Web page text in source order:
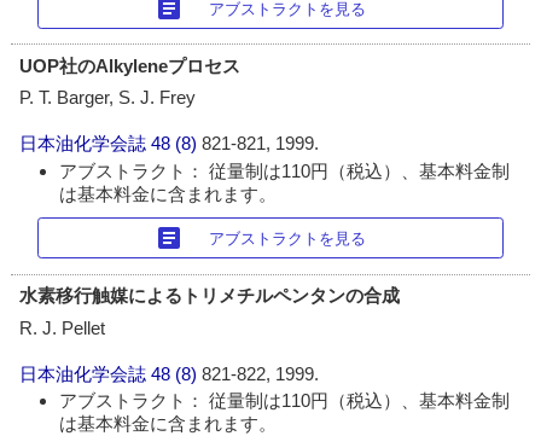
article アブストラクトを見る
UOP社のAlkyleneプロセス
P. T. Barger, S. J. Frey
日本油化学会誌 48 (8)821-821, 1999.
アブストラクト： 従量制は110円（税込）、基本料金制
は基本料金に含まれます。
article アブストラクトを見る
水素移行触媒によるトリメチルペンタンの合成
R. J. Pellet
日本油化学会誌 48 (8)821-822, 1999.
アブストラクト： 従量制は110円（税込）、基本料金制
は基本料金に含まれます。